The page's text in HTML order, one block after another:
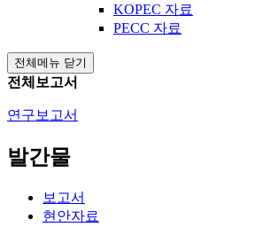
KOPEC 자료
PECC 자료
전체메뉴 닫기
전체보고서
연구보고서
발간물
보고서
현안자료